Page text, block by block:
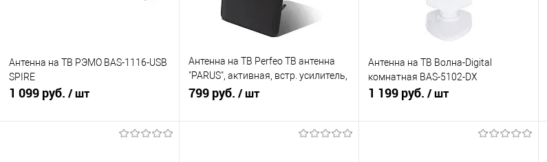
Антенна на ТВ РЭМО BAS-1116-USB
SPIRE
1 099 руб. / шт
Антенна на ТВ Perfeo ТВ антенна
"PARUS", активная, встр. усилитель,
DVB-T2 (PF-TV1015) (BAS-5101)
799 руб. / шт
Антенна на ТВ Волна-Digital
комнатная BAS-5102-DX
1 199 руб. / шт